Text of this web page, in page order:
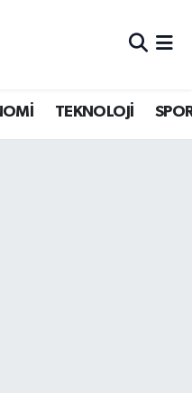
TEKNOLOJİ
ve Fikstür